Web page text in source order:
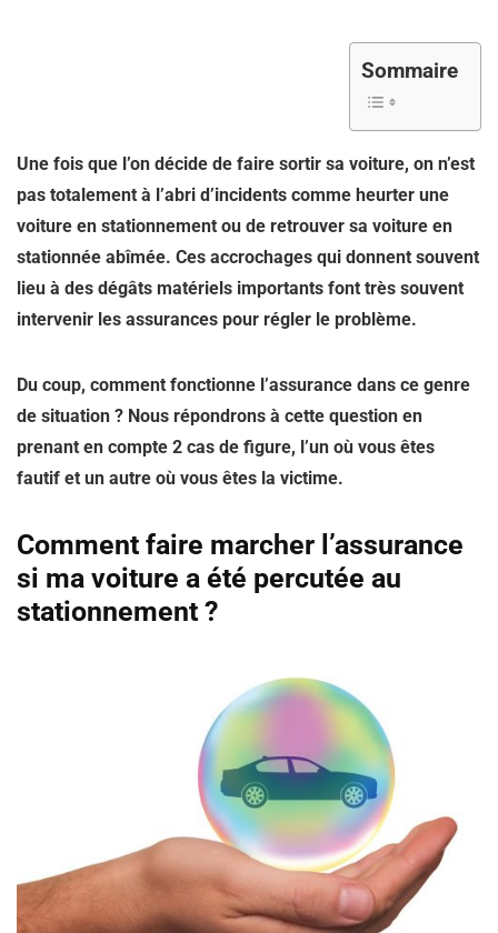
Sommaire
Une fois que l’on décide de faire sortir sa voiture, on n’est
pas totalement à l’abri d’incidents comme heurter une
voiture en stationnement ou de retrouver sa voiture en
stationnée abîmée. Ces accrochages qui donnent souvent
lieu à des dégâts matériels importants font très souvent
intervenir les assurances pour régler le problème.
Du coup, comment fonctionne l’assurance dans ce genre
de situation ? Nous répondrons à cette question en
prenant en compte 2 cas de figure, l’un où vous êtes
fautif et un autre où vous êtes la victime.
Comment faire marcher l’assurance
si ma voiture a été percutée au
stationnement ?